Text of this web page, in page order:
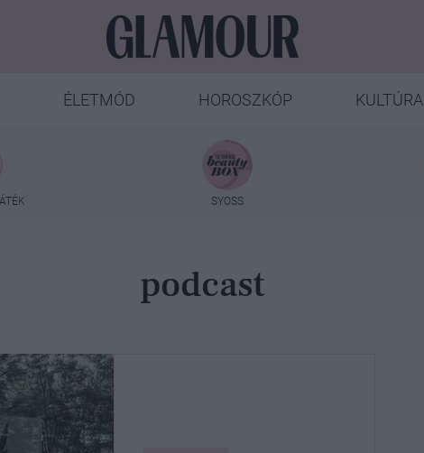
ÉLETMÓD HOROSZKÓP KULTÚRA
SYOSS
podcast